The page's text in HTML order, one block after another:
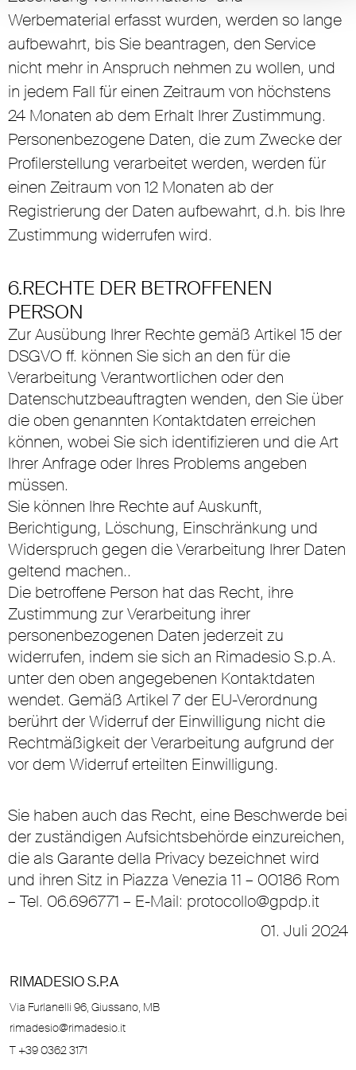
Werbematerial erfasst wurden, werden so lange
aufbewahrt, bis Sie beantragen, den Service
nicht mehr in Anspruch nehmen zu wollen, und
in jedem Fall für einen Zeitraum von höchstens
24 Monaten ab dem Erhalt Ihrer Zustimmung.
Personenbezogene Daten, die zum Zwecke der
Profilerstellung verarbeitet werden, werden für
einen Zeitraum von 12 Monaten ab der
Registrierung der Daten aufbewahrt, d.h. bis Ihre
Zustimmung widerrufen wird.
6.RECHTE DER BETROFFENEN
PERSON
Zur Ausübung Ihrer Rechte gemäß Artikel 15 der
DSGVO ff. können Sie sich an den für die
Verarbeitung Verantwortlichen oder den
Datenschutzbeauftragten wenden, den Sie über
die oben genannten Kontaktdaten erreichen
können, wobei Sie sich identifizieren und die Art
Ihrer Anfrage oder Ihres Problems angeben
müssen.
Sie können Ihre Rechte auf Auskunft,
Berichtigung, Löschung, Einschränkung und
Widerspruch gegen die Verarbeitung Ihrer Daten
geltend machen..
Die betroffene Person hat das Recht, ihre
Zustimmung zur Verarbeitung ihrer
personenbezogenen Daten jederzeit zu
widerrufen, indem sie sich an Rimadesio S.p.A.
unter den oben angegebenen Kontaktdaten
wendet. Gemäß Artikel 7 der EU-Verordnung
berührt der Widerruf der Einwilligung nicht die
Rechtmäßigkeit der Verarbeitung aufgrund der
vor dem Widerruf erteilten Einwilligung.
Sie haben auch das Recht, eine Beschwerde bei
der zuständigen Aufsichtsbehörde einzureichen,
die als Garante della Privacy bezeichnet wird
und ihren Sitz in Piazza Venezia 11 – 00186 Rom
– Tel. 06.696771 – E-Mail: protocollo@gpdp.it
01. Juli 2024
RIMADESIO S.P.A
Via Furlanelli 96, Giussano, MB
rimadesio@rimadesio.it
T +39 0362 3171